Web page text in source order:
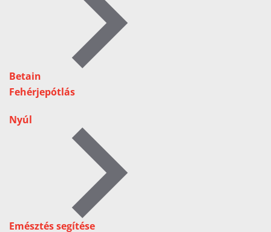
Betain
Fehérjepótlás
Nyúl
Emésztés segítése